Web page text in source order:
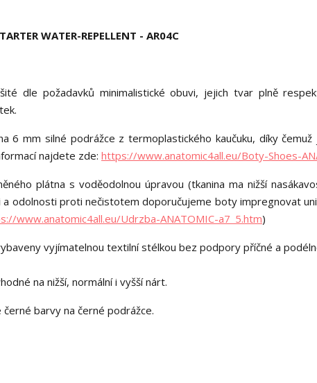
WATER-REPELLENT - AR04C
dle požadavků minimalistické obuvi, jejich tvar plně
6 mm silné podrážce z termoplastického kaučuku, díky
najdete zde: https://www.anatomic4all.eu/Boty-Shoes-
plátna s voděodolnou úpravou (tkanina ma nižší
odolnosti proti nečistotem doporučujeme boty impregnovat
www.anatomic4all.eu/Udrzba-ANATOMIC-a7_5.htm)
vyjímatelnou textilní stélkou bez podpory příčné a
na nižší, normální i vyšší nárt.
černé barvy na černé podrážce.